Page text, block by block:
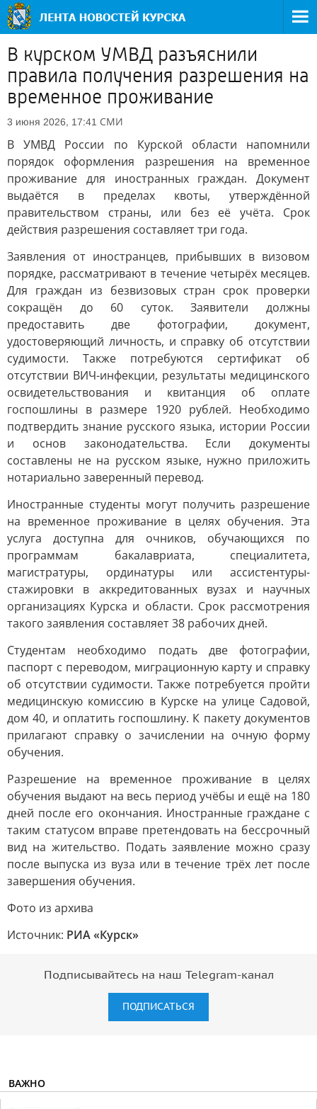
В курском УМВД разъяснили
правила получения разрешения на
временное проживание
3 июня 2026, 17:41 СМИ
В УМВД России по Курской области напомнили
порядок оформления разрешения на временное
проживание для иностранных граждан. Документ
выдаётся в пределах квоты, утверждённой
правительством страны, или без её учёта. Срок
действия разрешения составляет три года.
Заявления от иностранцев, прибывших в визовом
порядке, рассматривают в течение четырёх месяцев.
Для граждан из безвизовых стран срок проверки
сокращён до 60 суток. Заявители должны
предоставить две фотографии, документ,
удостоверяющий личность, и справку об отсутствии
судимости. Также потребуются сертификат об
отсутствии ВИЧ-инфекции, результаты медицинского
освидетельствования и квитанция об оплате
госпошлины в размере 1920 рублей. Необходимо
подтвердить знание русского языка, истории России
и основ законодательства. Если документы
составлены не на русском языке, нужно приложить
нотариально заверенный перевод.
Иностранные студенты могут получить разрешение
на временное проживание в целях обучения. Эта
услуга доступна для очников, обучающихся по
программам бакалавриата, специалитета,
магистратуры, ординатуры или ассистентуры-
стажировки в аккредитованных вузах и научных
организациях Курска и области. Срок рассмотрения
такого заявления составляет 38 рабочих дней.
Студентам необходимо подать две фотографии,
паспорт с переводом, миграционную карту и справку
об отсутствии судимости. Также потребуется пройти
медицинскую комиссию в Курске на улице Садовой,
дом 40, и оплатить госпошлину. К пакету документов
прилагают справку о зачислении на очную форму
обучения.
Разрешение на временное проживание в целях
обучения выдают на весь период учёбы и ещё на 180
дней после его окончания. Иностранные граждане с
таким статусом вправе претендовать на бессрочный
вид на жительство. Подать заявление можно сразу
после выпуска из вуза или в течение трёх лет после
завершения обучения.
Фото из архива
Источник: РИА «Курск»
Подписывайтесь на наш Telegram-канал
ПОДПИСАТЬСЯ
ВАЖНО